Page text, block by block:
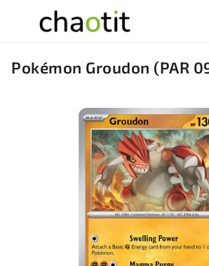
Pokémon Groudon (PAR